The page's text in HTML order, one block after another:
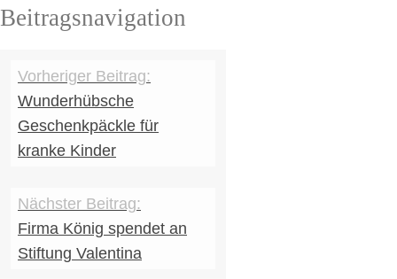
Beitragsnavigation
Wunderhübsche
Geschenkpäckle für
kranke Kinder
Firma König spendet an
Stiftung Valentina